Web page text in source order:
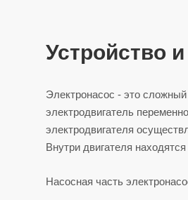
Устройство
Электронасос - это
электродвигатель
электродвигателя
Внутри двигателя
Насосная часть